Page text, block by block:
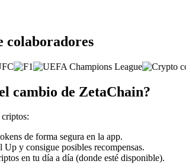
colaboradores
cambio de ZetaChain?
de forma segura en la app.
Up y consigue posibles recompensas.
en tu día a día (donde esté disponible).